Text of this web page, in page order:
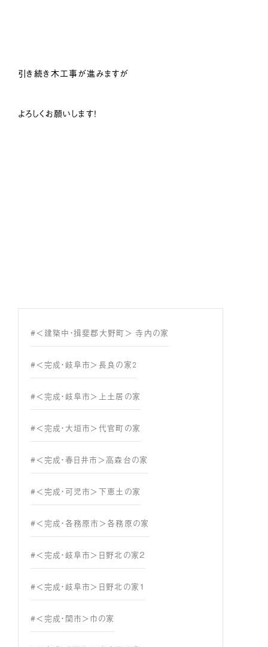
引き続き木工事が進みますが
よろしくお願いします！
#＜建築中・揖斐郡大野町＞ 寺内の家
#＜完成・岐阜市＞長良の家2
#＜完成・岐阜市＞上土居の家
#＜完成・大垣市＞代官町の家
#＜完成・春日井市＞高森台の家
#＜完成・可児市＞下恵土の家
#＜完成・各務原市＞各務原の家
#＜完成・岐阜市＞日野北の家２
#＜完成・岐阜市＞日野北の家１
#＜完成・関市＞巾の家